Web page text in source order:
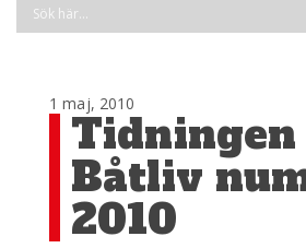
1 maj, 2010
Tidningen
Båtliv
2010